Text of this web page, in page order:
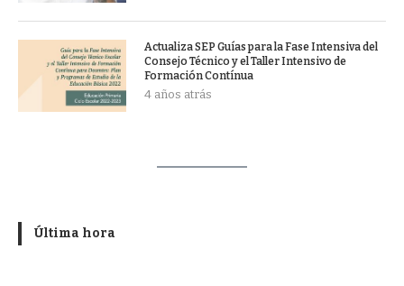
Actualiza SEP Guías para la Fase Intensiva del
Consejo Técnico y el Taller Intensivo de
Formación Contínua
4 años atrás
Última hora